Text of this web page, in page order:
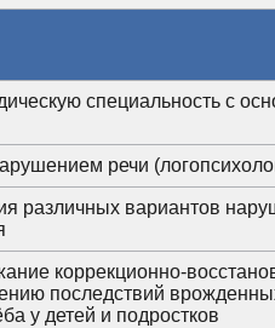
специальность с
речи
различных вариантов
коррекционно-
последствий
у детей и подростков